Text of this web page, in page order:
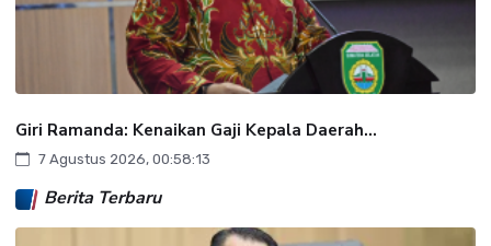
Giri Ramanda: Kenaikan Gaji Kepala Daerah...
7 Agustus 2026, 00:58:13
Berita Terbaru